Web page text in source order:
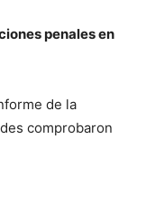
penales en
de la
comprobaron